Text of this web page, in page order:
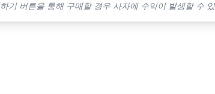
기 버튼을 통해 구매할 경우 사자에 수익이 발생할 수